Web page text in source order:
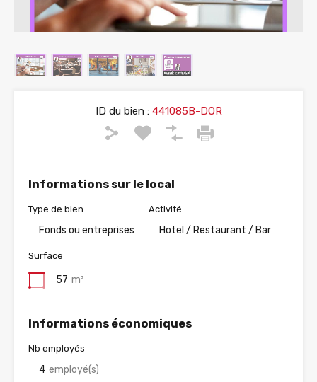
ID du bien :441085B-DOR
Informations sur le local
Type de bien
Fonds ou entreprises
Activité
Hotel / Restaurant / Bar
Surface
57 m²
Informations économiques
Nb employés
4 employé(s)